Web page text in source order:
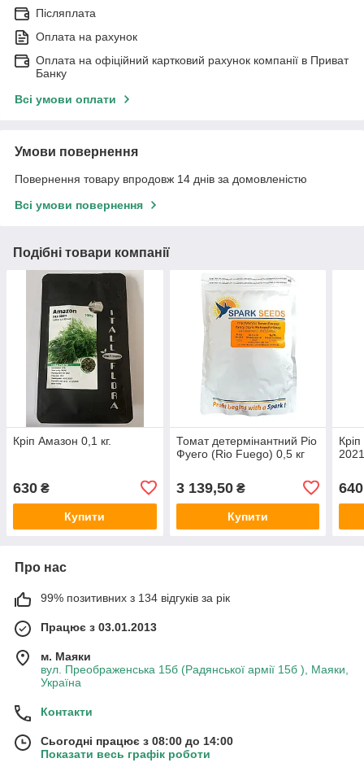
Післяплата
Оплата на рахунок
Оплата на офіційний картковий рахунок компанії в Приват
Банку
Всі умови оплати
Умови повернення
Повернення товару впродовж 14 днів за домовленістю
Всі умови повернення
Подібні товари компанії
Кріп Амазон 0,1 кг.
630 ₴
Купити
Томат детермінантний Ріо
Фуего (Rio Fuego) 0,5 кг
3 139,50₴
Купити
Кріп
640
Про нас
99% позитивних з 134 відгуків за рік
Працює з 03.01.2013
м. Маяки
вул. Преображенська 15б (Радянської армії 15б ), Маяки,
Україна
Контакти
Сьогодні працює з 08:00 до 14:00
Показати весь графік роботи